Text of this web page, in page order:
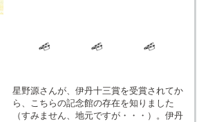
星野源さんが、伊丹十三賞を受賞されてか
ら、こちらの記念館の存在を知りました
（すみません、地元ですが・・・）。伊丹